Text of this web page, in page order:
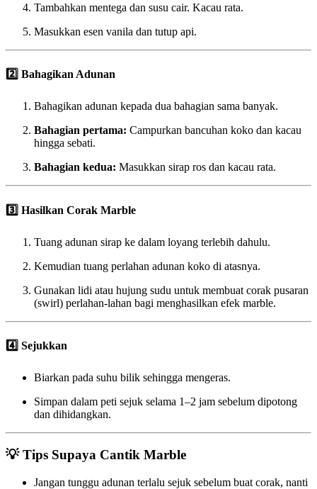
Tambahkan mentega dan susu cair. Kacau rata.
Masukkan esen vanila dan tutup api.
2️⃣ Bahagikan Adunan
Bahagikan adunan kepada dua bahagian sama banyak.
Bahagian pertama: Campurkan bancuhan koko dan kacau
hingga sebati.
Bahagian kedua: Masukkan sirap ros dan kacau rata.
3️⃣ Hasilkan Corak Marble
Tuang adunan sirap ke dalam loyang terlebih dahulu.
Kemudian tuang perlahan adunan koko di atasnya.
Gunakan lidi atau hujung sudu untuk membuat corak pusaran
(swirl) perlahan-lahan bagi menghasilkan efek marble.
4️⃣ Sejukkan
Biarkan pada suhu bilik sehingga mengeras.
Simpan dalam peti sejuk selama 1–2 jam sebelum dipotong
dan dihidangkan.
💡 Tips Supaya Cantik Marble
Jangan tunggu adunan terlalu sejuk sebelum buat corak, nanti